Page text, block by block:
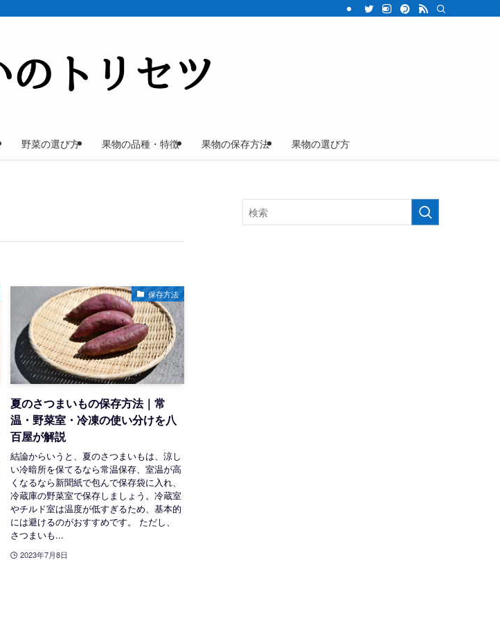
野菜の選び方 果物の品種・特徴 果物の保存方法 果物の選び方
保存方法
夏のさつまいもの保存方法｜常
温・野菜室・冷凍の使い分けを八
百屋が解説
結論からいうと、夏のさつまいもは、涼し
い冷暗所を保てるなら常温保存、室温が高
くなるなら新聞紙で包んで保存袋に入れ、
冷蔵庫の野菜室で保存しましょう。冷蔵室
やチルド室は温度が低すぎるため、基本的
には避けるのがおすすめです。 ただし、
さつまいも...
2023年7月8日